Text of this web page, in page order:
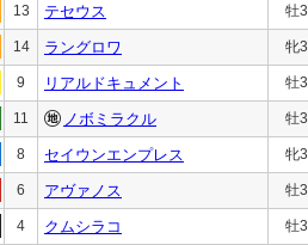
13 テセウス 牡3
14 ラングロワ 牝3
9 リアルドキュメント 牡3
11 ノボミラクル 牡3
8 セイウンエンプレス 牝3
6 アヴァノス 牡3
4 クムシラコ 牡3